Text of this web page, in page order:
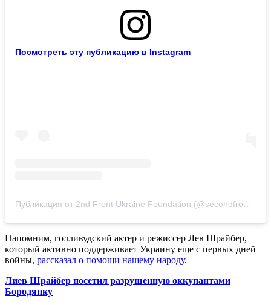
Посмотреть эту публикацию в Instagram
Публикация от 2nd Front Ukraine Foundation (@secondfrontua)
Напомним, голливудский актер и режиссер Лев Шрайбер,
который активно поддерживает Украину еще с первых дней
войны, рассказал о помощи нашему народу.
Лиев Шрайбер посетил разрушенную оккупантами
Бородянку